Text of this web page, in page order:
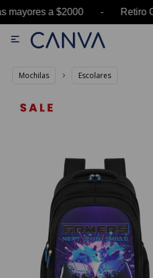
mayores a $2000 -

Mochilas Escolares